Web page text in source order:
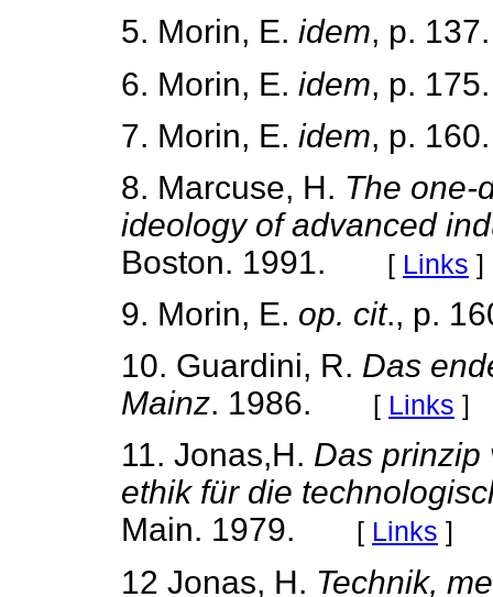
5. Morin, E. idem, p. 137.
6. Morin, E. idem, p. 175.
7. Morin, E. idem, p. 160.
8. Marcuse, H. The one-
ideology of advanced
Boston. 1991. [ Links ]
9. Morin, E. op. cit., p.
10. Guardini, R. Das
Mainz. 1986. [ Links ]
11. Jonas,H. Das prinzip
ethik für die
Main. 1979. [ Links ]
12 Jonas, H. Technik,